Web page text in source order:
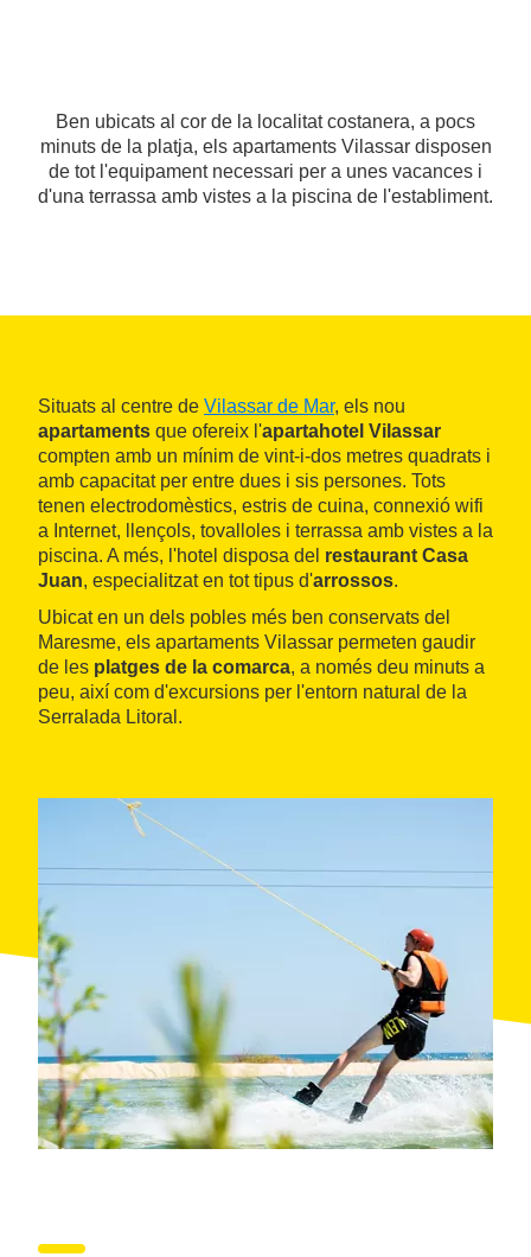
Ben ubicats al cor de la localitat costanera, a pocs
minuts de la platja, els apartaments Vilassar disposen
de tot l'equipament necessari per a unes vacances i
d'una terrassa amb vistes a la piscina de l'establiment.
Situats al centre de Vilassar de Mar, els nou
apartaments que ofereix l'apartahotel Vilassar
compten amb un mínim de vint-i-dos metres quadrats i
amb capacitat per entre dues i sis persones. Tots
tenen electrodomèstics, estris de cuina, connexió wifi
a Internet, llençols, tovalloles i terrassa amb vistes a la
piscina. A més, l'hotel disposa del restaurant Casa
Juan, especialitzat en tot tipus d'arrossos.
Ubicat en un dels pobles més ben conservats del
Maresme, els apartaments Vilassar permeten gaudir
de les platges de la comarca, a només deu minuts a
peu, així com d'excursions per l'entorn natural de la
Serralada Litoral.